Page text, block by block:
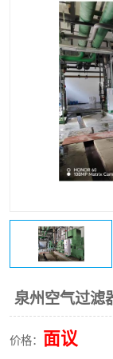
泉州空气过滤
价格： 面议
中车鼓风机
美国寿力空压
英格索兰
微电脑控制器
复盛离心机零
冷却器
CAMERON空